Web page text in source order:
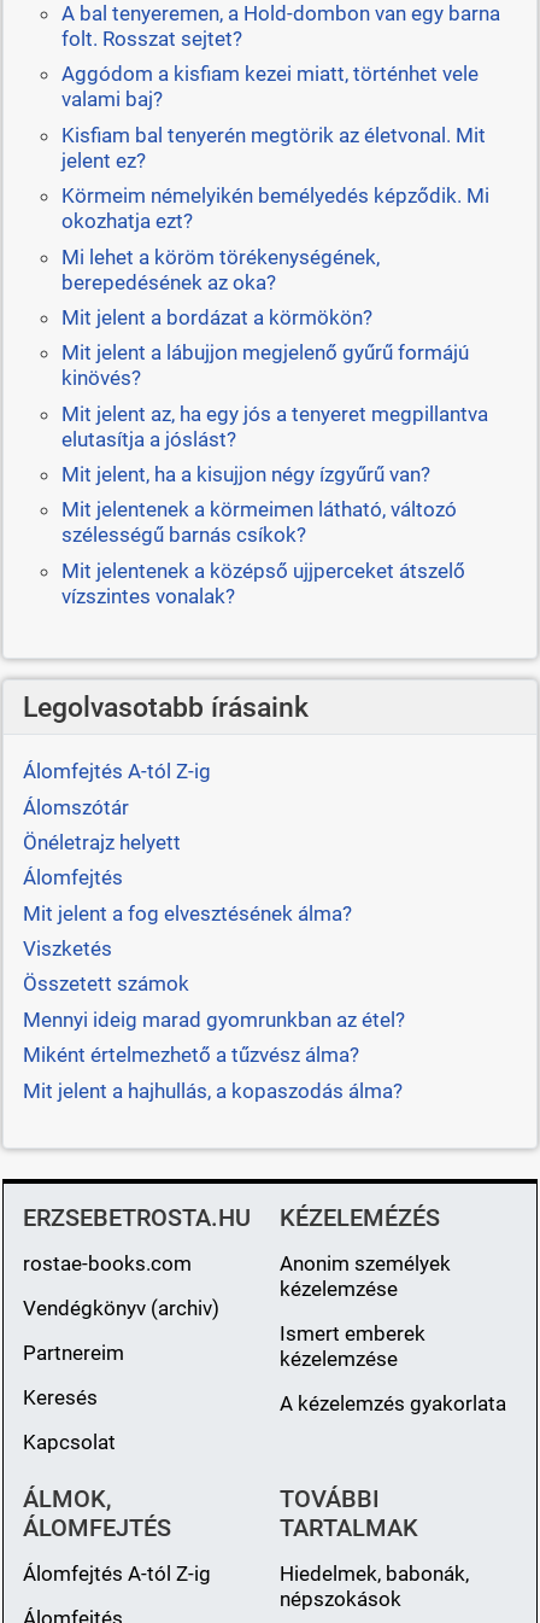
A bal tenyeremen, a Hold-dombon van egy barna
folt. Rosszat sejtet?
Aggódom a kisfiam kezei miatt, történhet vele
valami baj?
Kisfiam bal tenyerén megtörik az életvonal. Mit
jelent ez?
Körmeim némelyikén bemélyedés képződik. Mi
okozhatja ezt?
Mi lehet a köröm törékenységének,
berepedésének az oka?
Mit jelent a bordázat a körmökön?
Mit jelent a lábujjon megjelenő gyűrű formájú
kinövés?
Mit jelent az, ha egy jós a tenyeret megpillantva
elutasítja a jóslást?
Mit jelent, ha a kisujjon négy ízgyűrű van?
Mit jelentenek a körmeimen látható, változó
szélességű barnás csíkok?
Mit jelentenek a középső ujjperceket átszelő
vízszintes vonalak?
Legolvasotabb írásaink
Álomfejtés A-tól Z-ig
Álomszótár
Önéletrajz helyett
Álomfejtés
Mit jelent a fog elvesztésének álma?
Viszketés
Összetett számok
Mennyi ideig marad gyomrunkban az étel?
Miként értelmezhető a tűzvész álma?
Mit jelent a hajhullás, a kopaszodás álma?
ERZSEBETROSTA.HU
rostae-books.com
Vendégkönyv (archiv)
Partnereim
Keresés
Kapcsolat
KÉZELEMÉZÉS
Anonim személyek
kézelemzése
Ismert emberek
kézelemzése
A kézelemzés gyakorlata
ÁLMOK,
ÁLOMFEJTÉS
Álomfejtés A-tól Z-ig
Álomfejtés
TOVÁBBI
TARTALMAK
Hiedelmek, babonák,
népszokások